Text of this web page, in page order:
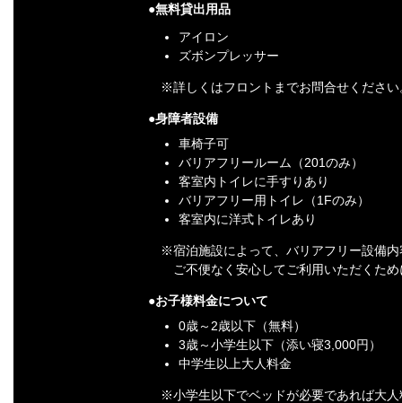
無料貸出用品
アイロン
ズボンプレッサー
※詳しくはフロントまでお問合せください
身障者設備
車椅子可
バリアフリールーム（201のみ）
客室内トイレに手すりあり
バリアフリー用トイレ（1Fのみ）
客室内に洋式トイレあり
※宿泊施設によって、バリアフリー設備
ご不便なく安心してご利用いただくた
お子様料金について
0歳～2歳以下（無料）
3歳～小学生以下（添い寝3,000円）
中学生以上大人料金
※小学生以下でベッドが必要であれば大人